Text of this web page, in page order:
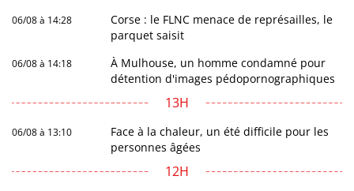
06/08 à 14:28
Corse : le FLNC menace de représailles, le
parquet saisit
06/08 à 14:18
À Mulhouse, un homme condamné pour
détention d'images pédopornographiques
13H
06/08 à 13:10
Face à la chaleur, un été difficile pour les
personnes âgées
12H